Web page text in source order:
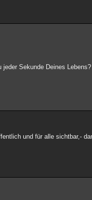
Sekunde Deines
und für alle sichtbar,-